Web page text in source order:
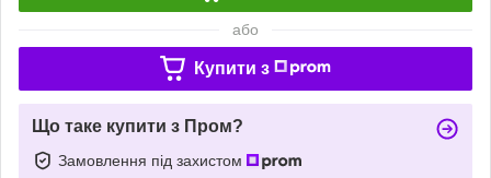
або
Купити з
Що таке купити з Пром?
Замовлення під захистом